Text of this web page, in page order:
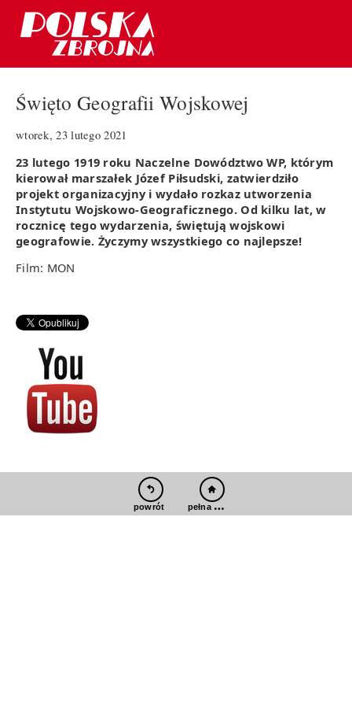
Święto Geografii Wojskowej
wtorek, 23 lutego 2021
23 lutego 1919 roku Naczelne Dowództwo WP, którym
kierował marszałek Józef Piłsudski, zatwierdziło
projekt organizacyjny i wydało rozkaz utworzenia
Instytutu Wojskowo-Geograficznego. Od kilku lat, w
rocznicę tego wydarzenia, świętują wojskowi
geografowie. Życzymy wszystkiego co najlepsze!
Film: MON
powrót pełna wersja